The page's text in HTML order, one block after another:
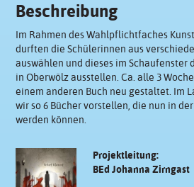
Beschreibung
Im Rahmen des Wahlpflichtfaches
durften die Schülerinnen aus
auswählen und dieses im
in Oberwölz ausstellen. Ca. alle 3
einem anderen Buch neu gestaltet. Im
wir so 6 Bücher vorstellen, die nun in
werden können.
Projektleitung:
BEd Johanna Zirngast